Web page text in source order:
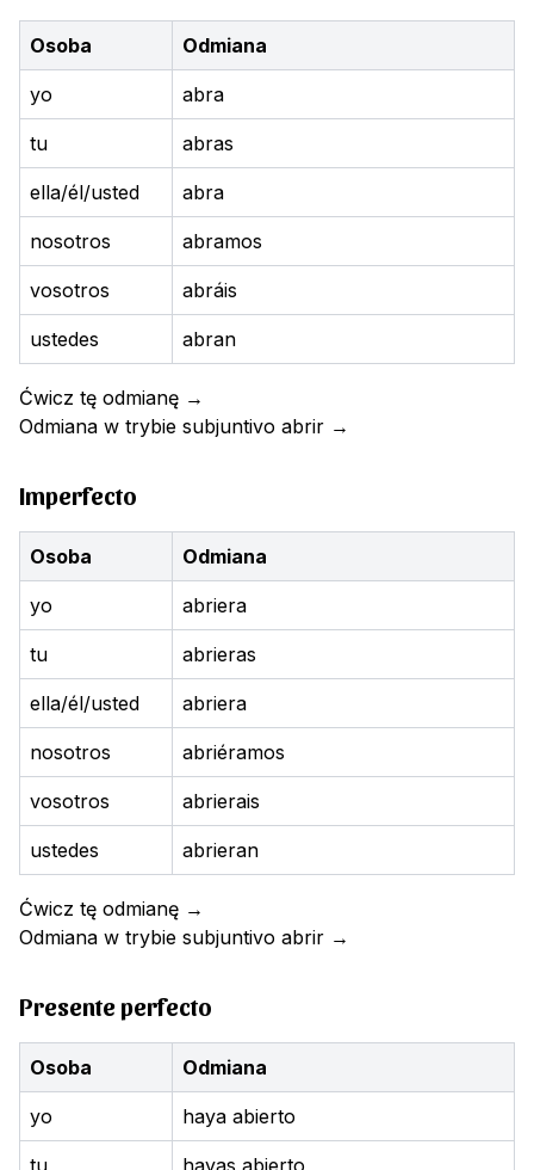
Osoba Odmiana
yo abra
tu abras
ella/él/usted abra
nosotros abramos
vosotros abráis
ustedes abran
Ćwicz tę odmianę →
Odmiana w trybie subjuntivo abrir →
Imperfecto
Osoba Odmiana
yo abriera
tu abrieras
ella/él/usted abriera
nosotros abriéramos
vosotros abrierais
ustedes abrieran
Ćwicz tę odmianę →
Odmiana w trybie subjuntivo abrir →
Presente perfecto
Osoba Odmiana
yo haya abierto
tu hayas abierto